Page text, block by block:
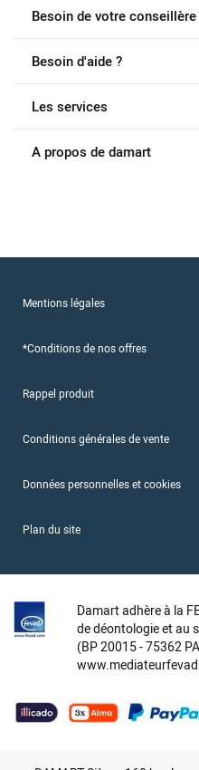
Besoin de votre conseillère
Besoin d'aide ?
Les services
A propos de damart
Mentions légales
*Conditions de nos offres
Rappel produit
Conditions générales de vente
Données personnelles et cookies
Plan du site
Damart adhère à la
de déontologie et au
(BP 20015 - 75362